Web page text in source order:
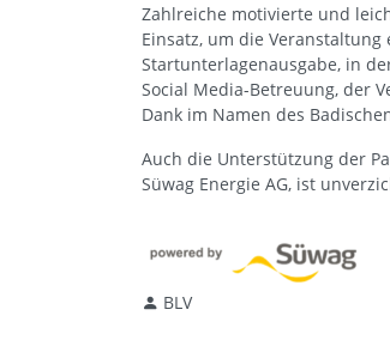
Zahlreiche motivierte und
Einsatz, um die
Startunterlagenausgabe, in
Social Media-Betreuung, der
Dank im Namen des
Auch die Unterstützung der
Süwag Energie AG, ist
BLV